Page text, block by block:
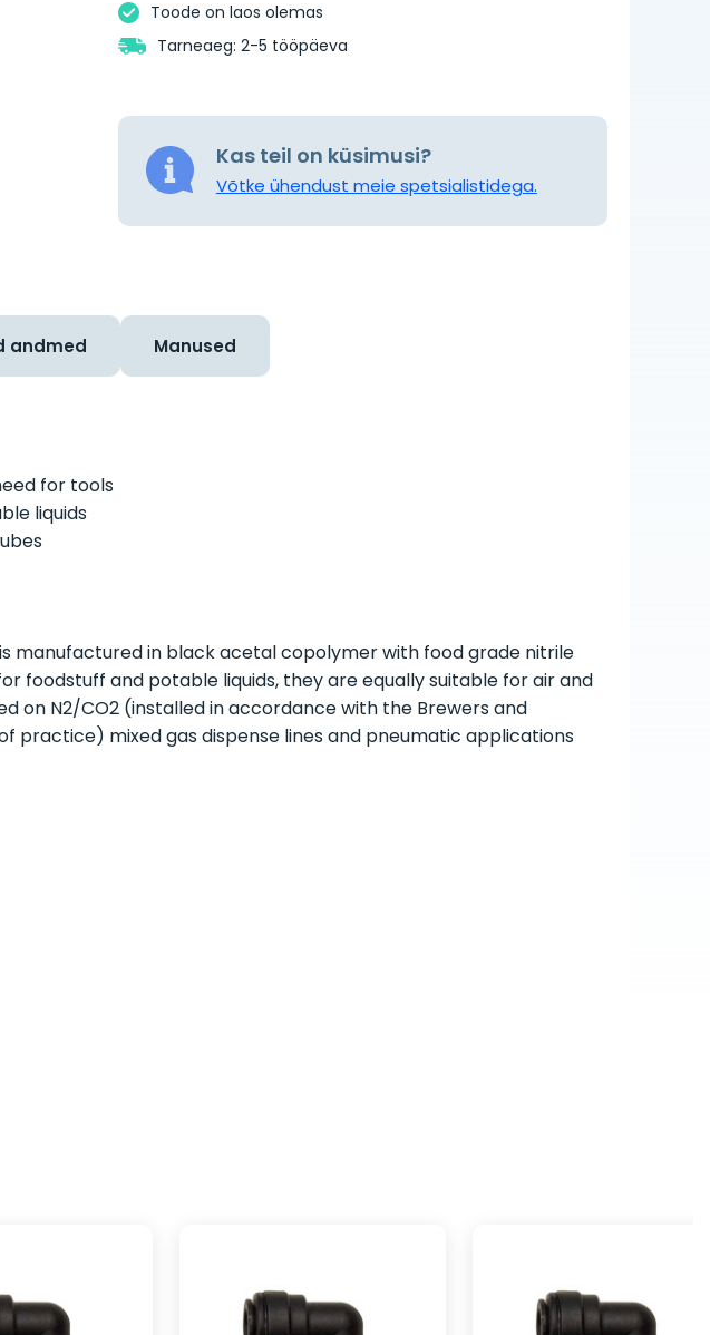
Toode on laos olemas
Tarneaeg: 2-5 tööpäeva
Kas teil on küsimusi?
Võtke ühendust meie spetsialistidega.
andmed Manused
for tools
liquids
manufactured in black acetal copolymer with food grade nitrile
foodstuff and potable liquids, they are equally suitable for air and
on N2/CO2 (installed in accordance with the Brewers and
practice) mixed gas dispense lines and pneumatic applications